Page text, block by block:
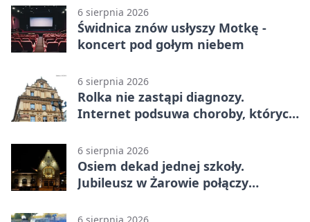
6 sierpnia 2026
Świdnica znów usłyszy Motkę -
koncert pod gołym niebem
6 sierpnia 2026
Rolka nie zastąpi diagnozy.
Internet podsuwa choroby, których
6 sierpnia 2026
Osiem dekad jednej szkoły.
Jubileusz w Żarowie połączy